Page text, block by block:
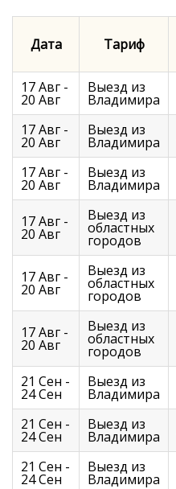
Дата Тариф
17 Авг -
20 Авг
Выезд из
Владимира
17 Авг -
20 Авг
Выезд из
Владимира
17 Авг -
20 Авг
Выезд из
Владимира
17 Авг -
20 Авг
Выезд из
областных
городов
17 Авг -
20 Авг
Выезд из
областных
городов
17 Авг -
20 Авг
Выезд из
областных
городов
21 Сен -
24 Сен
Выезд из
Владимира
21 Сен -
24 Сен
Выезд из
Владимира
21 Сен -
24 Сен
Выезд из
Владимира